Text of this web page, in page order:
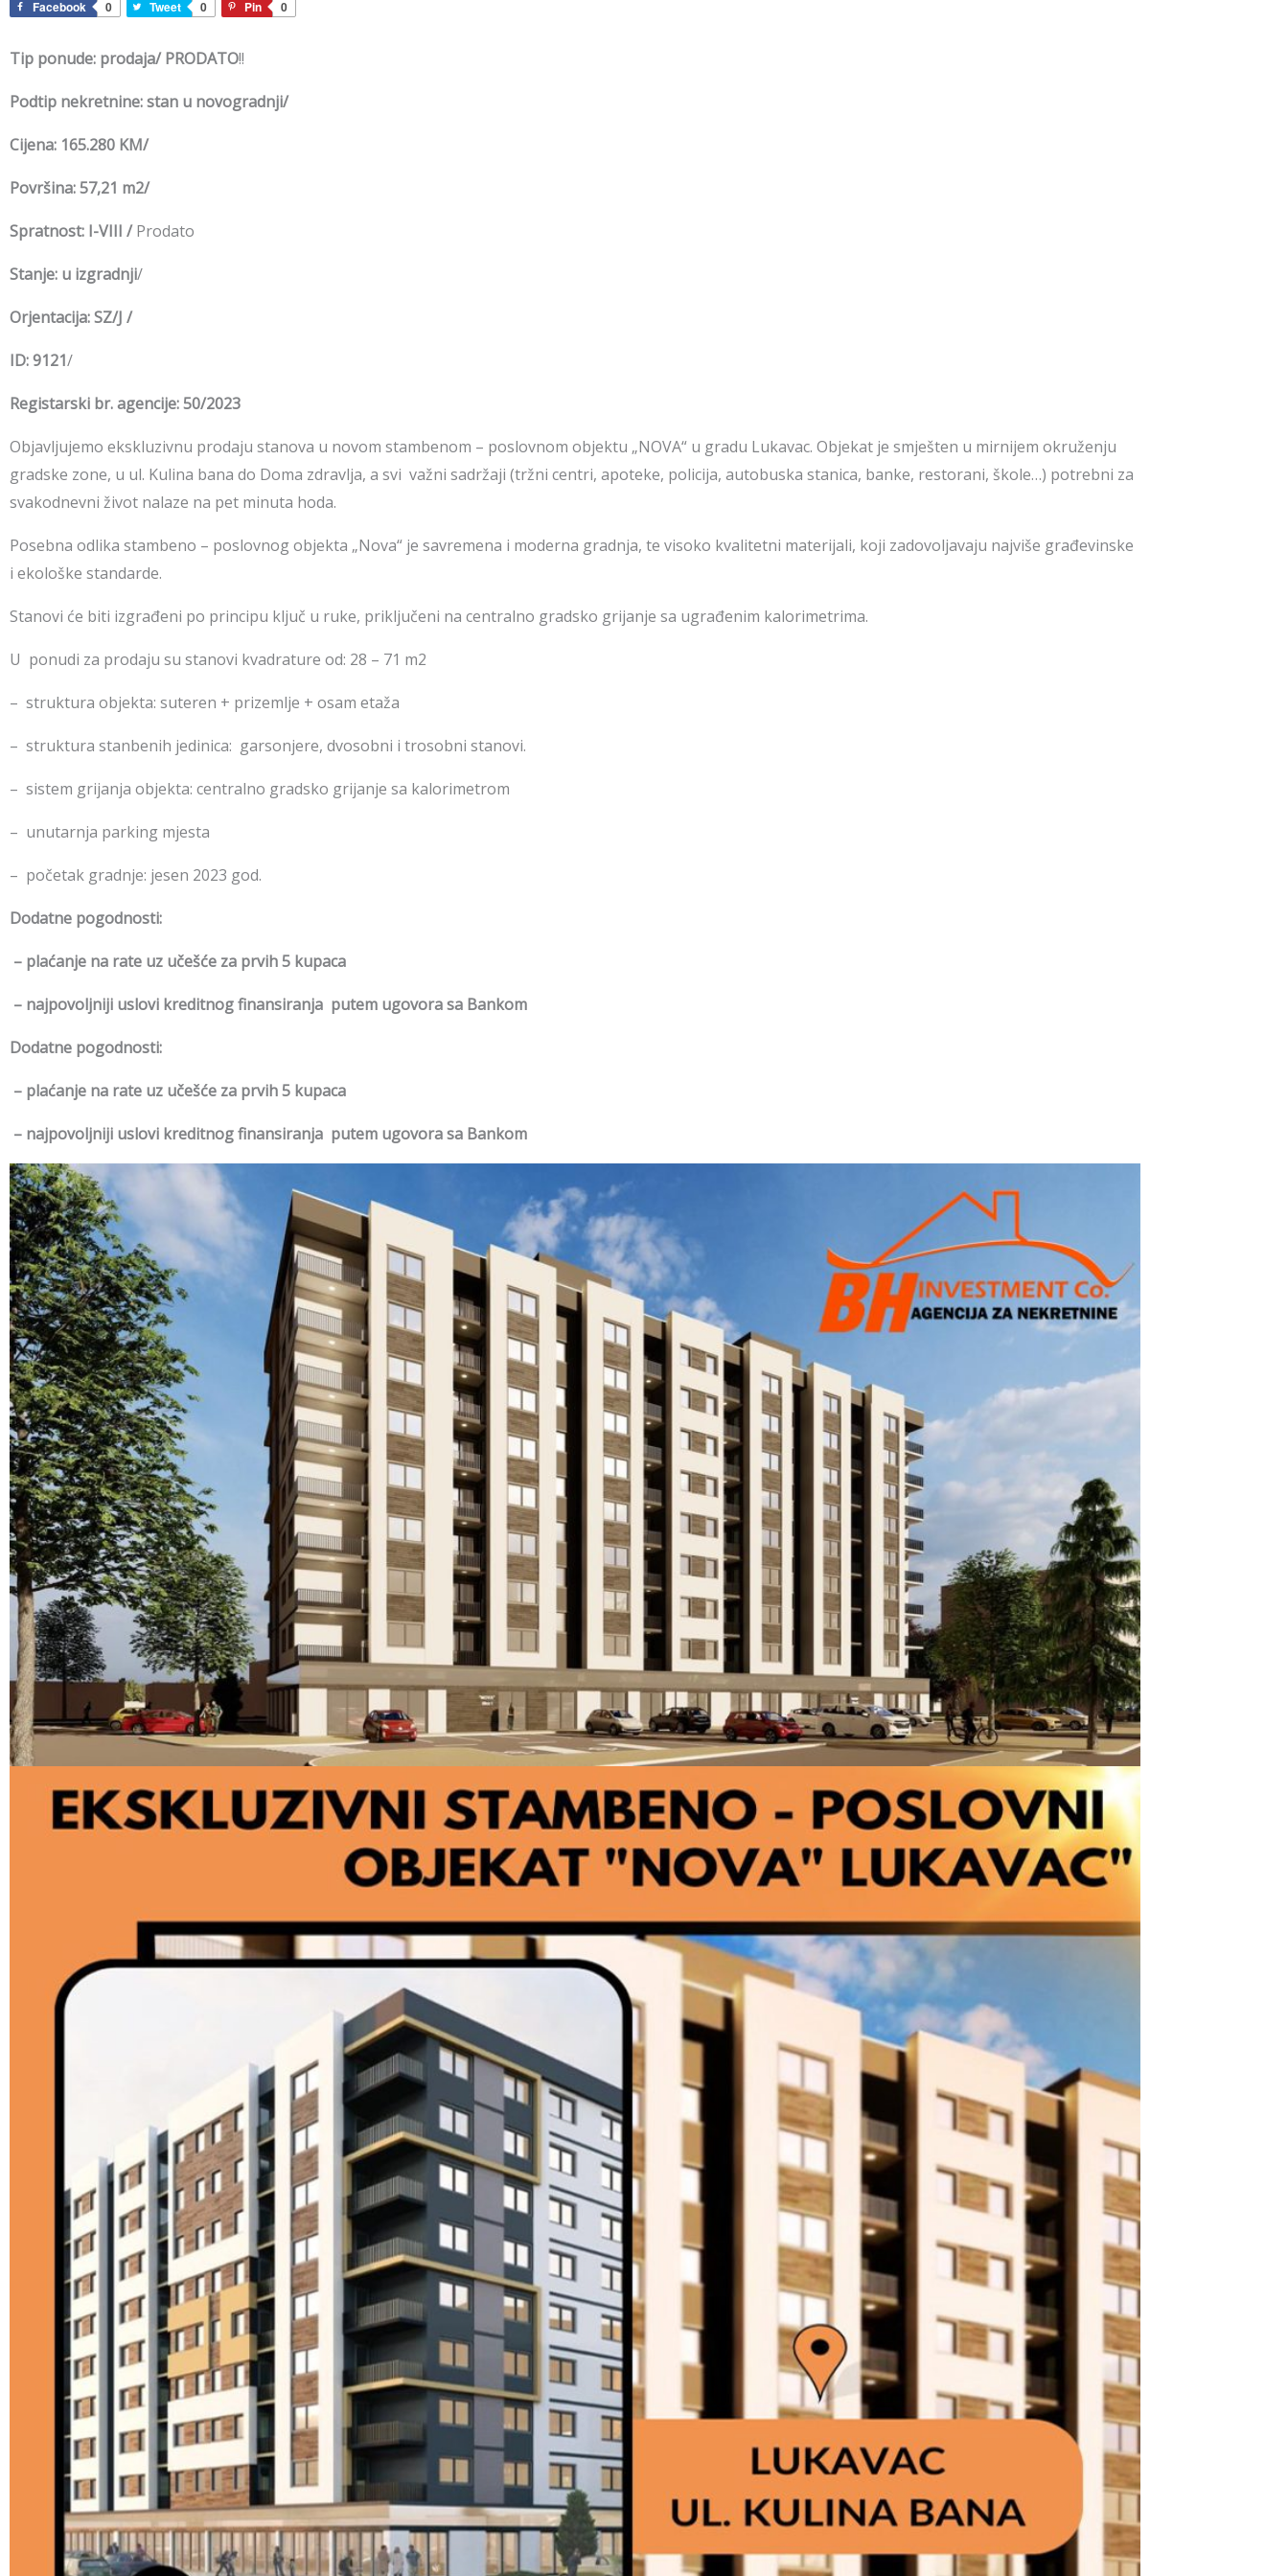
Facebook 0 Tweet 0 Pin 0
Tip ponude: prodaja/ PRODATO!!
Podtip nekretnine: stan u novogradnji/
Cijena: 165.280 KM/
Površina: 57,21 m2/
Spratnost: I-VIII /Prodato
Stanje: u izgradnji/
Orjentacija: SZ/J /
ID: 9121/
Registarski br. agencije: 50/2023
Objavljujemo ekskluzivnu prodaju stanova u novom stambenom – poslovnom objektu „NOVA“ u gradu Lukavac. Objekat je smješten u mirnijem okruženju
gradske zone, u ul. Kulina bana do Doma zdravlja, a svi važni sadržaji (tržni centri, apoteke, policija, autobuska stanica, banke, restorani, škole…) potrebni za
svakodnevni život nalaze na pet minuta hoda.
Posebna odlika stambeno – poslovnog objekta „Nova“ je savremena i moderna gradnja, te visoko kvalitetni materijali, koji zadovoljavaju najviše građevinske
i ekološke standarde.
Stanovi će biti izgrađeni po principu ključ u ruke, priključeni na centralno gradsko grijanje sa ugrađenim kalorimetrima.
U ponudi za prodaju su stanovi kvadrature od: 28 – 71 m2
– struktura objekta: suteren + prizemlje + osam etaža
– struktura stanbenih jedinica: garsonjere, dvosobni i trosobni stanovi.
– sistem grijanja objekta: centralno gradsko grijanje sa kalorimetrom
– unutarnja parking mjesta
– početak gradnje: jesen 2023 god.
Dodatne pogodnosti:
– plaćanje na rate uz učešće za prvih 5 kupaca
– najpovoljniji uslovi kreditnog finansiranja putem ugovora sa Bankom
Dodatne pogodnosti:
– plaćanje na rate uz učešće za prvih 5 kupaca
– najpovoljniji uslovi kreditnog finansiranja putem ugovora sa Bankom